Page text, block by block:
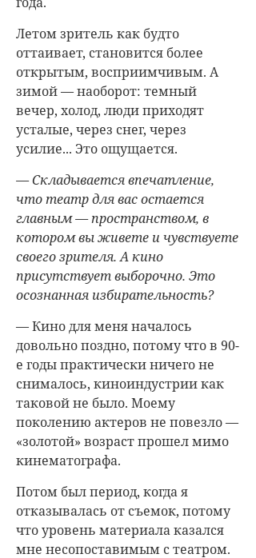
Летом зритель как будто
оттаивает, становится более
открытым, восприимчивым. А
зимой — наоборот: темный
вечер, холод, люди приходят
усталые, через снег, через
усилие... Это ощущается.
— Складывается впечатление,
что театр для вас остается
главным — пространством, в
котором вы живете и чувствуете
своего зрителя. А кино
присутствует выборочно. Это
осознанная избирательность?
— Кино для меня началось
довольно поздно, потому что в 90-
е годы практически ничего не
снималось, киноиндустрии как
таковой не было. Моему
поколению актеров не повезло —
«золотой» возраст прошел мимо
кинематографа.
Потом был период, когда я
отказывалась от съемок, потому
что уровень материала казался
мне несопоставимым с театром.